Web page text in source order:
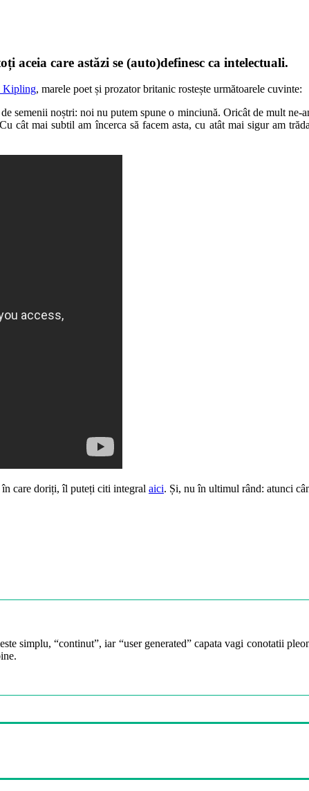
aceia care astăzi se (auto)definesc ca intelectuali.
Kipling, marele poet și prozator britanic rostește următoarele cuvinte:
semenii noștri: noi nu putem spune o minciună. Oricât de mult ne-
cât mai subtil am încerca să facem asta, cu atât mai sigur am
care doriți, îl puteți citi integral aici. Și, nu în ultimul rând: atunci
simplu, “continut”, iar “user generated” capata vagi conotatii